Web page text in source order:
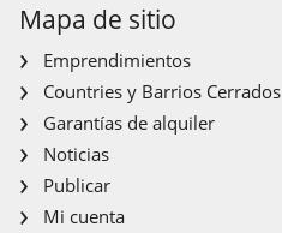
Mapa de sitio
Emprendimientos
Countries y Barrios Cerrados
Garantías de alquiler
Noticias
Publicar
Mi cuenta